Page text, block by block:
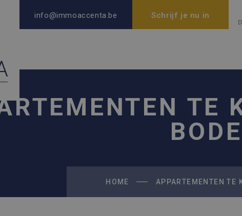
info@immoaccenta.be Schrijf je nu in
TE
HOME APPARTEMENTEN TE